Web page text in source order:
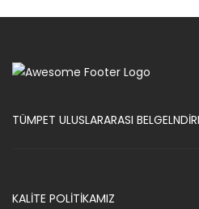
TÜMPET ULUSLARARASI
KALİTE POLİTİKAMIZ